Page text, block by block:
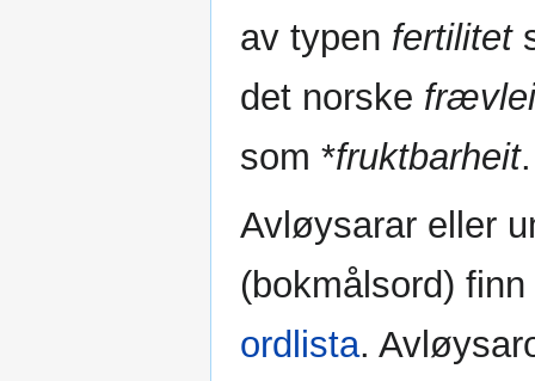
av typen fertilitet
det norske
som *fruktbarheit.
Avløysarar eller
(bokmålsord)
ordlista.